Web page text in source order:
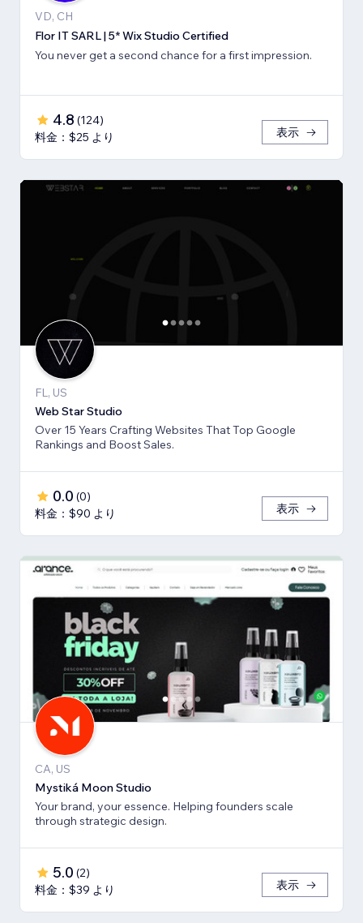
VD, CH
Flor IT SARL | 5* Wix Studio Certified
You never get a second chance for a first impression.
4.8 (124)
料金：$25 より
表示
FL, US
Web Star Studio
Over 15 Years Crafting Websites That Top Google
Rankings and Boost Sales.
0.0 (0)
料金：$90 より
表示
CA, US
Mystiká Moon Studio
Your brand, your essence. Helping founders scale
through strategic design.
5.0 (2)
料金：$39 より
表示